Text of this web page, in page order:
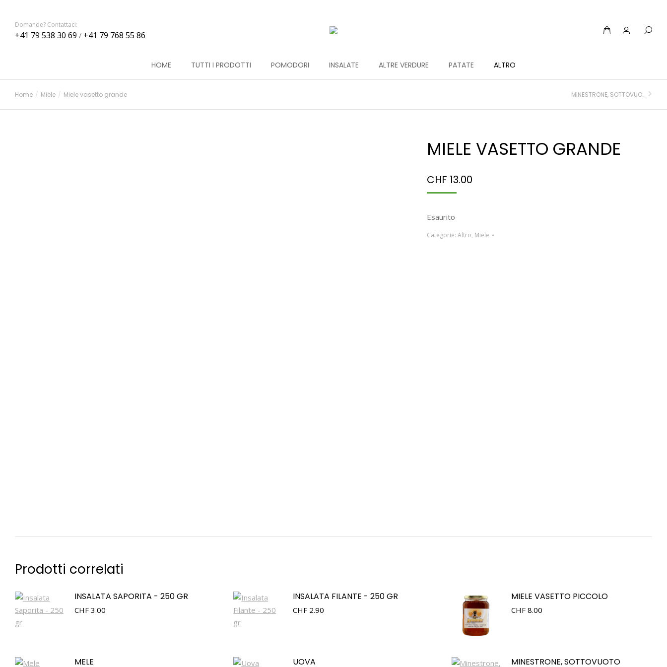
Domande? Contattaci:
+41 79 538 30 69 / +41 79 768 55 86
HOME TUTTI I PRODOTTI POMODORI INSALATE ALTRE VERDURE PATATE ALTRO
Tu sei qui:
Home Miele Miele vasetto grande MINESTRONE, SOTTOVUOTO
MIELE VASETTO GRANDE
CHF 13.00
Esaurito
Categorie:Altro, Miele
Prodotti correlati
INSALATA SAPORITA - 250 GR
CHF 3.00
INSALATA FILANTE - 250 GR
CHF 2.90
MIELE VASETTO PICCOLO
CHF 8.00
MELE UOVA MINESTRONE, SOTTOVUOTO